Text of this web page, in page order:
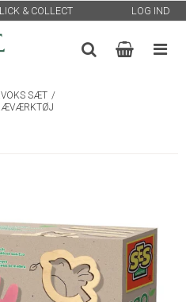
& COLLECT LOG IND
SÆT /